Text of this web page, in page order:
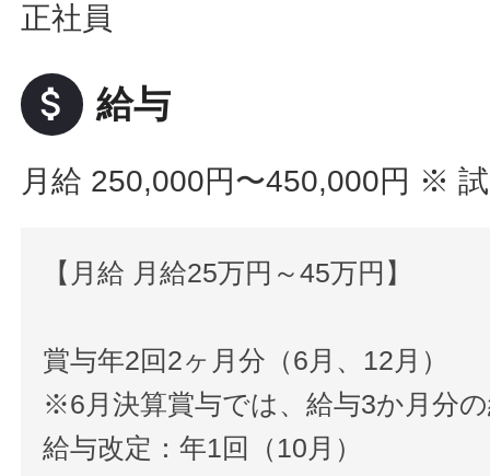
正社員
attach_money 給与
月給 250,000円〜450,000円 ※ 試
【月給 月給25万円～45万円】
賞与年2回2ヶ月分（6月、12月）
※6月決算賞与では、給与3か月分
給与改定：年1回（10月）